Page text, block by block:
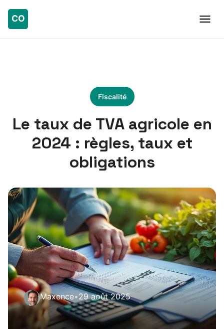
Fiscalité
Le taux de TVA agricole en
2024 : règles, taux et
obligations
Maxence•29 août 2025